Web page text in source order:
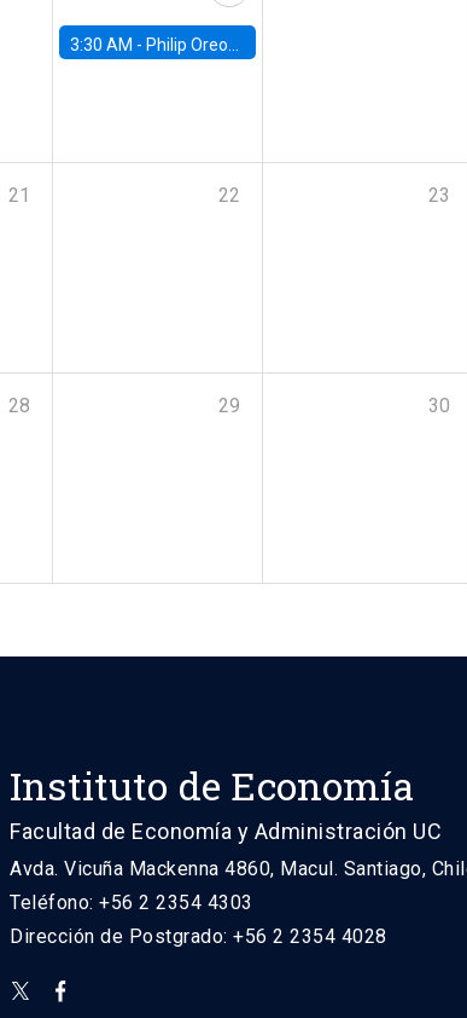
3:30 AM - Philip Oreopolous, University of Toronto
21 22 23
28 29 30
Instituto de Economía
Facultad de Economía y Administración UC
Avda. Vicuña Mackenna 4860, Macul. Santiago,
Teléfono: +56 2 2354 4303
Dirección de Postgrado: +56 2 2354 4028